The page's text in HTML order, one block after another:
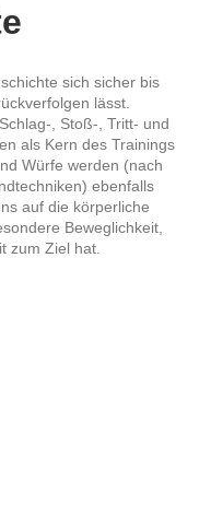
sich sicher bis
lässt.
, Stoß-, Tritt- und
als Kern des Trainings
Würfe werden (nach
ebenfalls
auf die körperliche
Beweglichkeit,
zum Ziel hat.